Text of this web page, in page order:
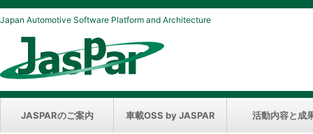
Japan Automotive Software Platform and Architecture
JASPARのご案内 車載OSS by JASPAR 活動内容と成